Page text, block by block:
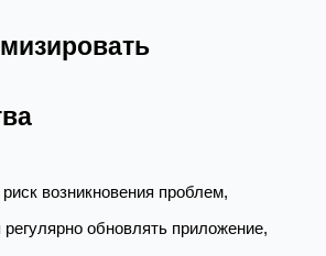
возникновения проблем,
регулярно обновлять приложение,